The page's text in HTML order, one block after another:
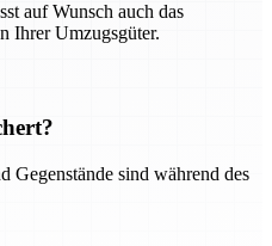
auf Wunsch auch das
Ihrer Umzugsgüter.
Gegenstände sind während des